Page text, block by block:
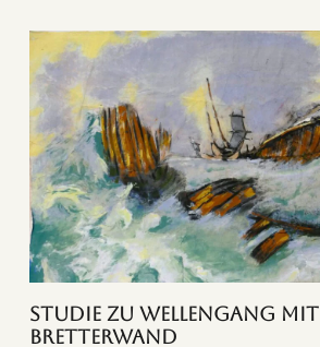
Studie zu Wellengang mit
Bretterwand